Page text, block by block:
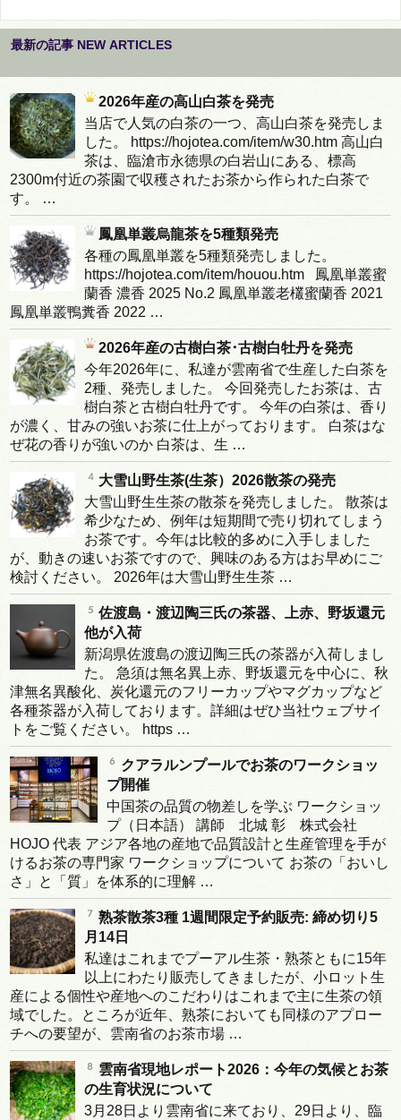
最新の記事 NEW ARTICLES
2026年産の高山白茶を発売
当店で人気の白茶の一つ、高山白茶を発売しま
した。 https://hojotea.com/item/w30.htm 高山白
茶は、臨滄市永徳県の白岩山にある、標高
2300m付近の茶園で収穫されたお茶から作られた白茶で
す。 …
鳳凰単叢烏龍茶を5種類発売
各種の鳳凰単叢を5種類発売しました。
https://hojotea.com/item/houou.htm 鳳凰単叢蜜
蘭香 濃香 2025 No.2 鳳凰単叢老欉蜜蘭香 2021
鳳凰単叢鴨糞香 2022 …
2026年産の古樹白茶･古樹白牡丹を発売
今年2026年に、私達が雲南省で生産した白茶を
2種、発売しました。 今回発売したお茶は、古
樹白茶と古樹白牡丹です。 今年の白茶は、香り
が濃く、甘みの強いお茶に仕上がっております。 白茶はな
ぜ花の香りが強いのか 白茶は、生 …
大雪山野生茶(生茶）2026散茶の発売
大雪山野生生茶の散茶を発売しました。 散茶は
希少なため、例年は短期間で売り切れてしまう
お茶です。今年は比較的多めに入手しました
が、動きの速いお茶ですので、興味のある方はお早めにご
検討ください。 2026年は大雪山野生生茶 …
佐渡島・渡辺陶三氏の茶器、上赤、野坂還元
他が入荷
新潟県佐渡島の渡辺陶三氏の茶器が入荷しまし
た。 急須は無名異上赤、野坂還元を中心に、秋
津無名異酸化、炭化還元のフリーカップやマグカップなど
各種茶器が入荷しております。詳細はぜひ当社ウェブサイ
トをご覧ください。 https …
クアラルンプールでお茶のワークショッ
プ開催
中国茶の品質の物差しを学ぶ ワークショッ
プ（日本語） 講師 北城 彰 株式会社
HOJO 代表 アジア各地の産地で品質設計と生産管理を手が
けるお茶の専門家 ワークショップについて お茶の「おいし
さ」と「質」を体系的に理解 …
熟茶散茶3種 1週間限定予約販売: 締め切り5
月14日
私達はこれまでプーアル生茶・熟茶ともに15年
以上にわたり販売してきましたが、小ロット生
産による個性や産地へのこだわりはこれまで主に生茶の領
域でした。ところが近年、熟茶においても同様のアプロー
チへの要望が、雲南省のお茶市場 …
雲南省現地レポート2026：今年の気候とお茶
の生育状況について
3月28日より雲南省に来ており、29日より、臨